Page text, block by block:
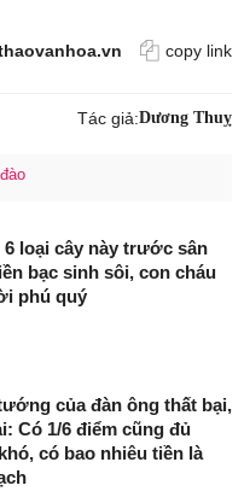
copy link
Tác giả:Dương Thuỵ
6 loại cây này trước sân
bạc sinh sôi, con cháu
phú quý
của đàn ông thất bại,
Có 1/6 điểm cũng đủ
có bao nhiêu tiền là